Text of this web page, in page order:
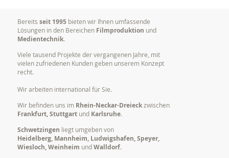
Videoproduktionen
Bereits seit 1995 bieten wir Ihnen umfassende
Lösungen in den Bereichen Filmproduktion und
Medientechnik.
Viele tausend Projekte der vergangenen Jahre, mit
vielen zufriedenen Kunden geben unserem Konzept
recht.
Wir arbeiten international für Sie.
Wir befinden uns im Rhein-Neckar-Dreieckzwischen
Frankfurt, Stuttgart und Karlsruhe.
Schwetzingen liegt umgeben von
Heidelberg, Mannheim, Ludwigshafen, Speyer,
Wiesloch, Weinheim undWalldorf.